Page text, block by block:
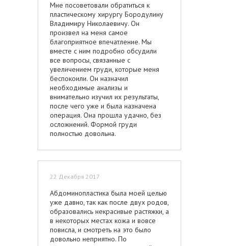
Мне посоветовали обратиться к
пластическому хирургу Бородулину
Владимиру Николаевичу. Он
произвел на меня самое
благоприятное впечатление. Мы
вместе с ним подробно обсудили
все вопросы, связанные с
увеличением груди, которые меня
беспокоили. Он назначил
необходимые анализы и
внимательно изучил их результаты,
после чего уже и была назначена
операция. Она прошла удачно, без
осложнений. Формой груди
полностью довольна.
22 Декабря 2017
Абдоминопластика была моей целью
уже давно, так как после двух родов,
образовались некрасивые растяжки, а
в некоторых местах кожа и вовсе
повисла, и смотреть на это было
довольно неприятно. По